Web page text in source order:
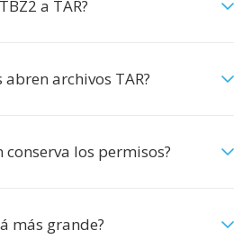
a TAR?
archivos TAR?
conserva los permisos?
más grande?